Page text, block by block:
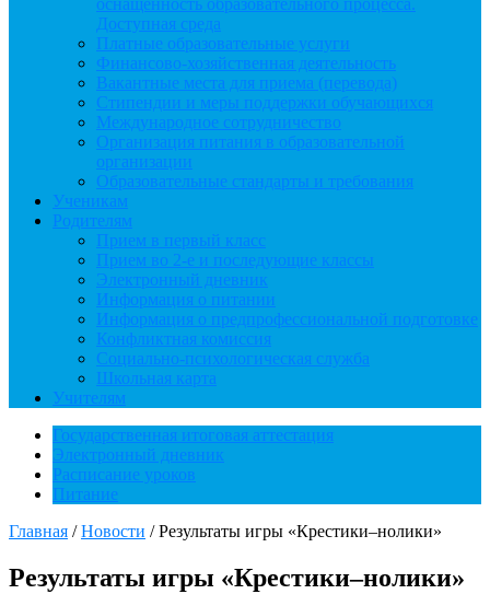
оснащенность образовательного процесса.
Доступная среда
Платные образовательные услуги
Финансово-хозяйственная деятельность
Вакантные места для приема (перевода)
Стипендии и меры поддержки обучающихся
Международное сотрудничество
Организация питания в образовательной
организации
Образовательные стандарты и требования
Ученикам
Родителям
Прием в первый класс
Прием во 2-е и последующие классы
Электронный дневник
Информация о питании
Информация о предпрофессиональной подготовке
Конфликтная комиссия
Социально-психологическая служба
Школьная карта
Учителям
Государственная итоговая аттестация
Электронный дневник
Расписание уроков
Питание
Главная /Новости /Результаты игры «Крестики–нолики»
Результаты игры «Крестики–нолики»